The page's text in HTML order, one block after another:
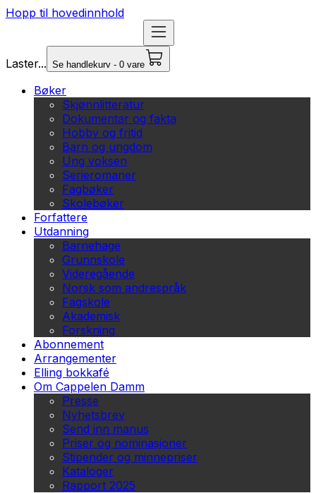
Hopp til hovedinnhold
Laster... Se handlekurv - 0 vare
Bøker
Skjønnlitteratur
Dokumentar og fakta
Hobby og fritid
Barn og ungdom
Ung voksen
Serieromaner
Fagbøker
Skolebøker
Forfattere
Utdanning
Barnehage
Grunnskole
Videregående
Norsk som andrespråk
Fagskole
Akademisk
Forskning
Abonnement
Arrangementer
Elling bokkafé
Om Cappelen Damm
Presse
Nyhetsbrev
Send inn manus
Priser og nominasjoner
Stipender og minnepriser
Kataloger
Rapport 2025